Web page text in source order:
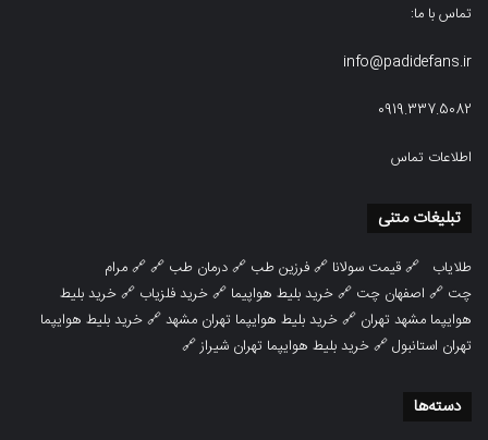
تماس با ما:
info@padidefans.ir
0919.337.5082
اطلاعات تماس
تبلیغات متنی
طلایاب 🔗قیمت سولانا 🔗فرزین طب 🔗درمان طب 🔗 🔗مرام
چت 🔗 اصفهان چت 🔗خرید بلیط هواپیما 🔗خرید فلزیاب 🔗خرید بلیط
هوایپما مشهد تهران 🔗خرید بلیط هوایپما تهران مشهد🔗خرید بلیط هوایپما
تهران استانبول🔗خرید بلیط هوایپما تهران شیراز🔗
دسته‌ها